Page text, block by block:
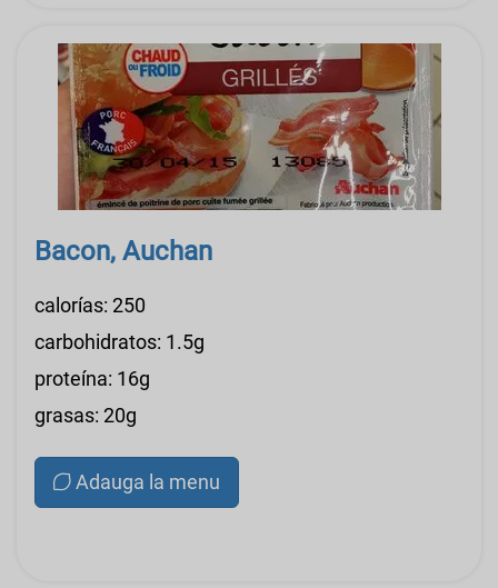
Bacon, Auchan
calorías: 250
carbohidratos: 1.5g
proteína: 16g
grasas: 20g
Adauga la menu